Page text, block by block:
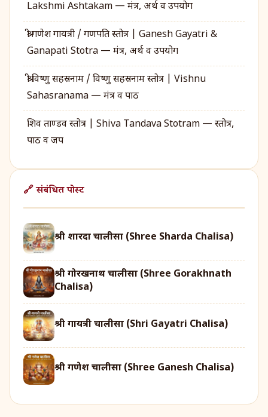
Lakshmi Ashtakam — मंत्र, अर्थ व उपयोग
श्री गणेश गायत्री / गणपति स्तोत्र | Ganesh Gayatri &
Ganapati Stotra — मंत्र, अर्थ व उपयोग
श्री विष्णु सहस्रनाम / विष्णु सहस्रनाम स्तोत्र | Vishnu
Sahasranama — मंत्र व पाठ
शिव ताण्डव स्तोत्र | Shiva Tandava Stotram — स्तोत्र,
पाठ व जप
🔗 संबंधित पोस्ट
श्री शारदा चालीसा (Shree Sharda Chalisa)
श्री गोरखनाथ चालीसा (Shree Gorakhnath
Chalisa)
श्री गायत्री चालीसा (Shri Gayatri Chalisa)
श्री गणेश चालीसा (Shree Ganesh Chalisa)